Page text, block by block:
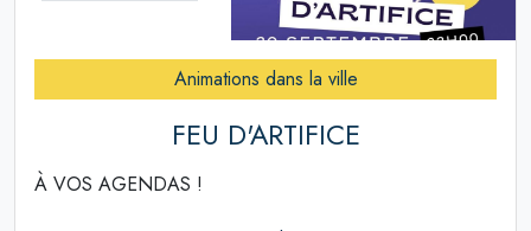
Animations dans la ville
FEU D'ARTIFICE
À VOS AGENDAS !